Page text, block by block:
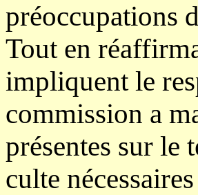
préoccupations
Tout en
impliquent le
commission a
présentes sur le
culte